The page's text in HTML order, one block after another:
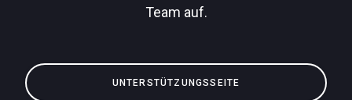
Team auf.
UNTERSTÜTZUNGSSEITE
Produkte
Nachrichten